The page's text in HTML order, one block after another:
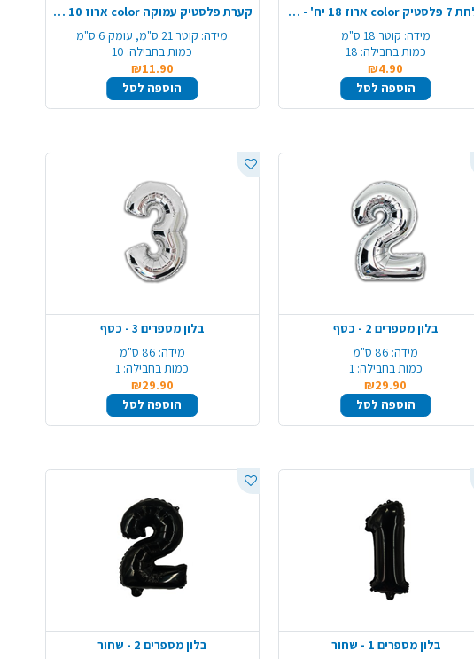
צלחת 7 פלסטיק color ארוז 18 יח' - שחור
מידה: קוטר 18 ס"מ
כמות בחבילה: 18
₪4.90
הוספה לסל
קערת פלסטיק עמוקה color ארוז 10 יח'- שחור
מידה: קוטר 21 ס"מ, עומק 6 ס"מ
כמות בחבילה: 10
₪11.90
הוספה לסל
בלון מספרים 2 - כסף
מידה: 86 ס"מ
כמות בחבילה: 1
₪29.90
הוספה לסל
בלון מספרים 3 - כסף
מידה: 86 ס"מ
כמות בחבילה: 1
₪29.90
הוספה לסל
בלון מספרים 1 - שחור
בלון מספרים 2 - שחור